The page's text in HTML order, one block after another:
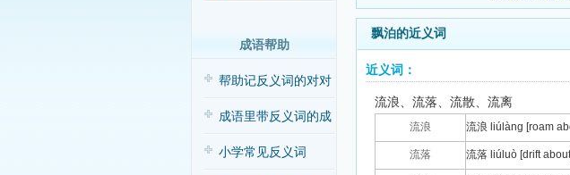
成语帮助
帮助记反义词的对对
子歌
成语里带反义词的成
语
小学常见反义词
飘泊的近义词
近义词：
流浪、流落、流散、流离
流浪 流浪 liúlàng [roam
流落 流落 liúluò [drift